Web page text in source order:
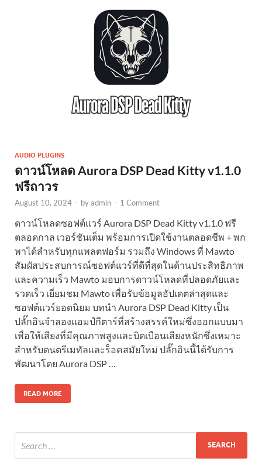
AUDIO PLUGINS
ดาวน์โหลด Aurora DSP Dead Kitty v1.1.0
ฟรีถาวร
August 10, 2024 - byadmin - 1 Comment
ดาวน์โหลดซอฟต์แวร์ Aurora DSP Dead Kitty v1.1.0 ฟรี
ตลอดกาล เวอร์ชันเต็ม พร้อมการเปิดใช้งานตลอดชีพ + พก
พาได้สำหรับทุกแพลตฟอร์ม รวมถึง Windows ที่ Mawto
สัมผัสประสบการณ์ซอฟต์แวร์ที่ดีที่สุดในด้านประสิทธิภาพ
และความเร็ว Mawto มอบการดาวน์โหลดที่ปลอดภัยและ
รวดเร็ว เยี่ยมชม Mawto เพื่อรับข้อมูลอัปเดตล่าสุดและ
ซอฟต์แวร์ยอดนิยม บทนำ Aurora DSP Dead Kitty เป็น
ปลั๊กอินจำลองแอมป์กีตาร์ที่สร้างสรรค์ใหม่ซึ่งออกแบบมา
เพื่อให้เสียงที่มีคุณภาพสูงและบิดเบือนเสียงหนักซึ่งเหมาะ
สำหรับดนตรีเมทัลและร็อคสมัยใหม่ ปลั๊กอินนี้ได้รับการ
พัฒนาโดย Aurora DSP …
READ MORE